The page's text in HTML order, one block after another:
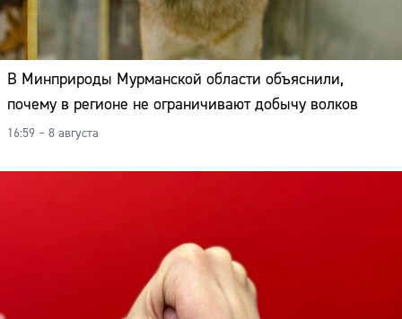
В Минприроды Мурманской области объяснили,
почему в регионе не ограничивают добычу волков
16:59 – 8 августа